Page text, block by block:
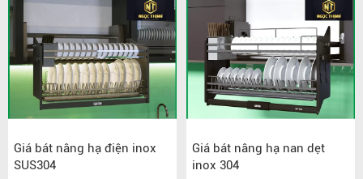
Giá bát nâng hạ điện inox
SUS304
Giá bát nâng hạ nan dẹt
inox 304